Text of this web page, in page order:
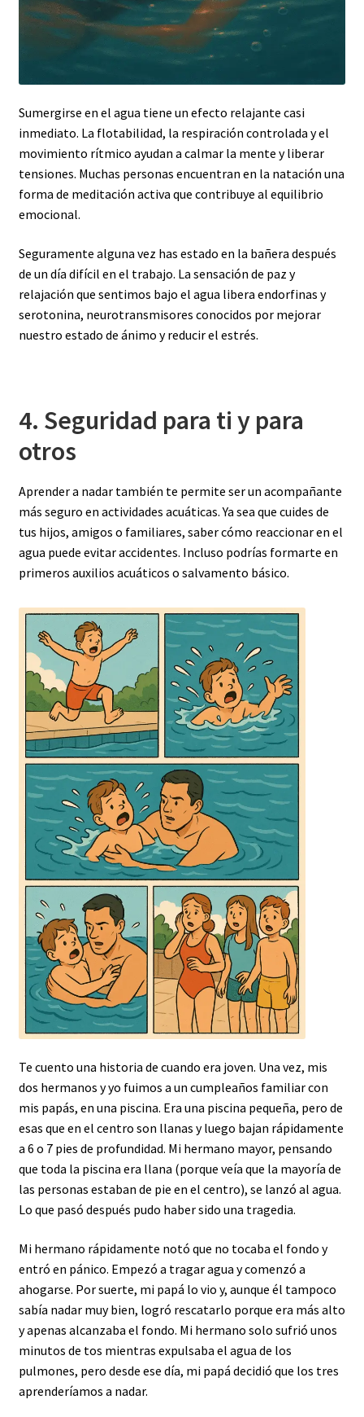
Sumergirse en el agua tiene un efecto relajante casi
inmediato. La flotabilidad, la respiración controlada y el
movimiento rítmico ayudan a calmar la mente y liberar
tensiones. Muchas personas encuentran en la natación una
forma de meditación activa que contribuye al equilibrio
emocional.
Seguramente alguna vez has estado en la bañera después
de un día difícil en el trabajo. La sensación de paz y
relajación que sentimos bajo el agua libera endorfinas y
serotonina, neurotransmisores conocidos por mejorar
nuestro estado de ánimo y reducir el estrés.
4. Seguridad para ti y para
otros
Aprender a nadar también te permite ser un acompañante
más seguro en actividades acuáticas. Ya sea que cuides de
tus hijos, amigos o familiares, saber cómo reaccionar en el
agua puede evitar accidentes. Incluso podrías formarte en
primeros auxilios acuáticos o salvamento básico.
Te cuento una historia de cuando era joven. Una vez, mis
dos hermanos y yo fuimos a un cumpleaños familiar con
mis papás, en una piscina. Era una piscina pequeña, pero de
esas que en el centro son llanas y luego bajan rápidamente
a 6 o 7 pies de profundidad. Mi hermano mayor, pensando
que toda la piscina era llana (porque veía que la mayoría de
las personas estaban de pie en el centro), se lanzó al agua.
Lo que pasó después pudo haber sido una tragedia.
Mi hermano rápidamente notó que no tocaba el fondo y
entró en pánico. Empezó a tragar agua y comenzó a
ahogarse. Por suerte, mi papá lo vio y, aunque él tampoco
sabía nadar muy bien, logró rescatarlo porque era más alto
y apenas alcanzaba el fondo. Mi hermano solo sufrió unos
minutos de tos mientras expulsaba el agua de los
pulmones, pero desde ese día, mi papá decidió que los tres
aprenderíamos a nadar.